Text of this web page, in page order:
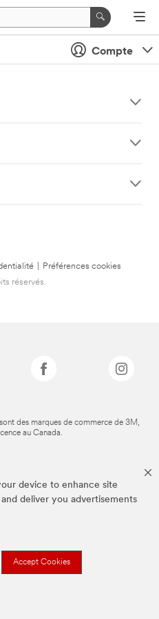
device to enhance site
deliver you advertisements
Accept Cookies
Compte
Préférences cookies
réservés.
des marques de commerce de 3M,
au Canada.